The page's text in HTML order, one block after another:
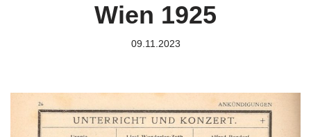
Wien 1925
09.11.2023